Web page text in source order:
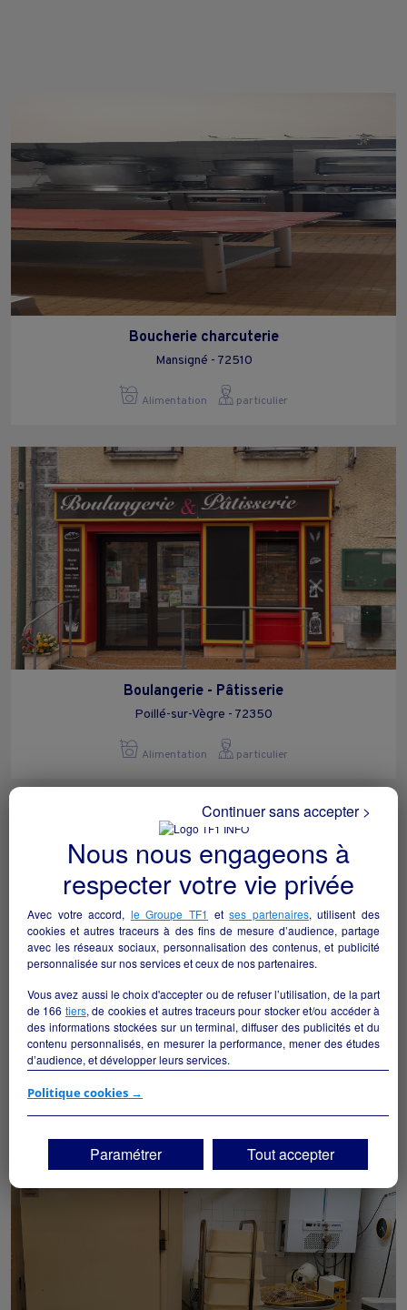
Boucherie charcuterie
Mansigné - 72510
Alimentation particulier
Boulangerie - Pâtisserie
Poillé-sur-Vègre - 72350
Alimentation particulier
A VENDRE JOLIE EPICERIE A SAINT VINCENT DES
LANDES 44
Saint-Vincent-des-Landes - 44590
Nous nous engageons à
respecter votre vie privée
Avec votre accord, le Groupe TF1 etses partenaires, utilisent des
cookies et autres traceurs à des fins de mesure d’audience, partage
avec les réseaux sociaux, personnalisation des contenus, et publicité
personnalisée sur nos services et ceux de nos partenaires.
Vous avez aussi le choix d'accepter ou de refuser l’utilisation, de la part
de 166 tiers, de cookies et autres traceurs pour stocker et/ou accéder à
des informations stockées sur un terminal, diffuser des publicités et du
contenu personnalisés, en mesurer la performance, mener des études
d’audience, et développer leurs services.
Si vous continuez sans accepter, les fonctionnalités liées à la
vos centres d'intérêt. Seuls lescookies/traceurs techniquesseront
déposés et lus sur votre terminal.
Vous pouvez exprimer vos choix en cliquant sur "Tout accepter",
"Continuer sans accepter" ou "Paramétrer", et les modifier à tout
moment en cliquant sur le lien "Paramétrez vos choix" situé en bas de
Politique cookies →
Paramétrer
Continuer sans accepter >
Tout accepter